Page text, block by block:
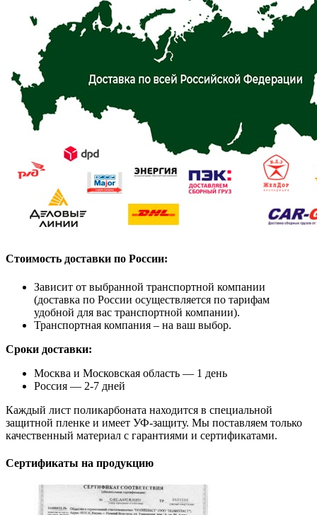
Стоимость доставки по России:
Зависит от выбранной транспортной компании
(доставка по России осуществляется по тарифам
удобной для вас транспортной компании).
Транспортная компания – на ваш выбор.
Сроки доставки:
Москва и Московская область — 1 день
Россия — 2-7 дней
Каждый лист поликарбоната находится в специальной
защитной пленке и имеет УФ-защиту. Мы поставляем только
качественный материал с гарантиями и сертификатами.
Сертификаты на продукцию